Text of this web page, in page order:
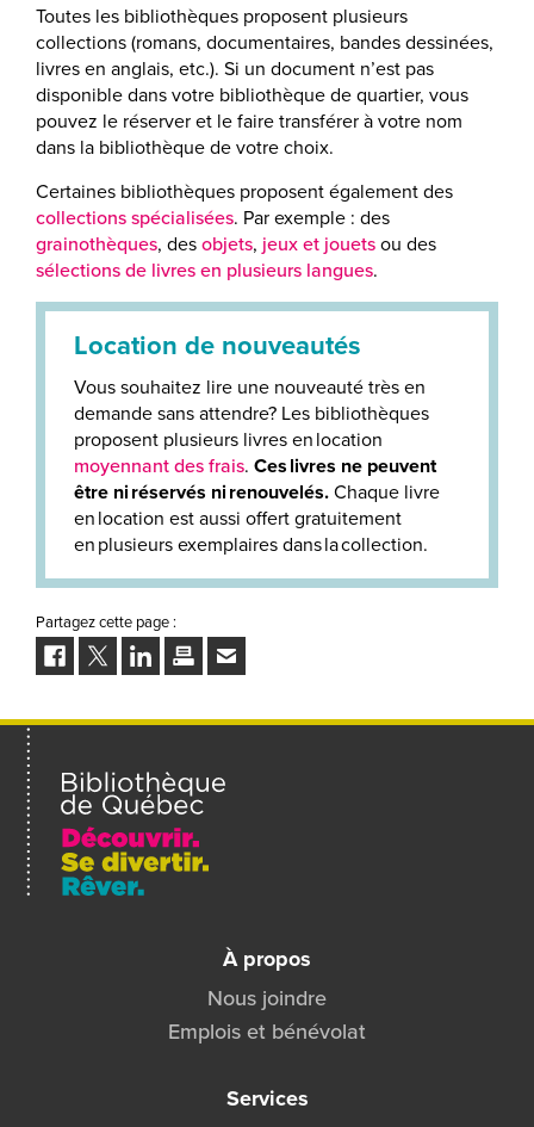
Toutes les bibliothèques proposent plusieurs
collections (romans, documentaires, bandes dessinées,
livres en anglais, etc.). Si un document n’est pas
disponible dans votre bibliothèque de quartier, vous
pouvez le réserver et le faire transférer à votre nom
dans la bibliothèque de votre choix.
Certaines bibliothèques proposent également des
collections spécialisées. Par exemple : des
grainothèques, desobjets, jeux et jouetsou des
sélections de livres en plusieurs langues.
Location de nouveautés
Vous souhaitez lire une nouveauté très en
demande sans attendre? Les bibliothèques
proposent plusieurs livres en location
moyennant des frais.Ces livres ne peuvent
être ni réservés ni renouvelés.Chaque livre
en location est aussi offert gratuitement
en plusieurs exemplaires dans la collection.
Partagez cette page :
FacebookTwitterLinkedInImprimerEnvoyer
à
À propos
Nous joindre
Emplois et bénévolat
Services